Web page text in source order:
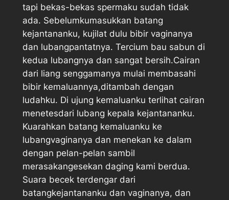
tapi bekas-bekas spermaku sudah tidak
ada. Sebelumkumasukkan batang
kejantananku, kujilat dulu bibir vaginanya
dan lubangpantatnya. Tercium bau sabun di
kedua lubangnya dan sangat bersih.Cairan
dari liang senggamanya mulai membasahi
bibir kemaluannya,ditambah dengan
ludahku. Di ujung kemaluanku terlihat cairan
menetesdari lubang kepala kejantananku.
Kuarahkan batang kemaluanku ke
lubangvaginanya dan menekan ke dalam
dengan pelan-pelan sambil
merasakangesekan daging kami berdua.
Suara becek terdengar dari
batangkejantananku dan vaginanya, dan